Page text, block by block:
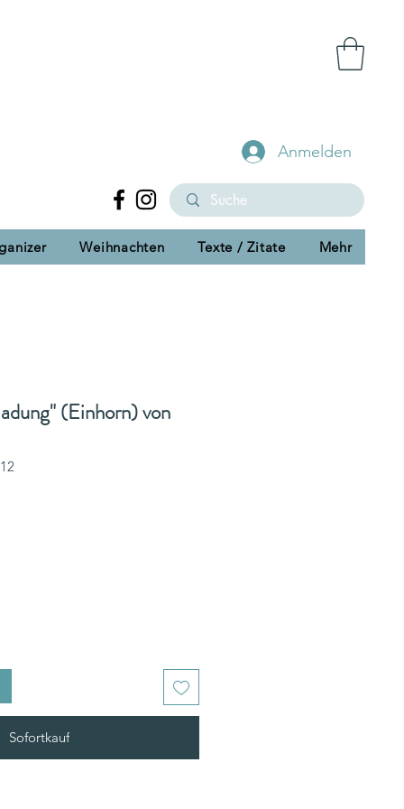
Anmelden
Weihnachten Texte / Zitate Mehr
(Einhorn) von
Sofortkauf